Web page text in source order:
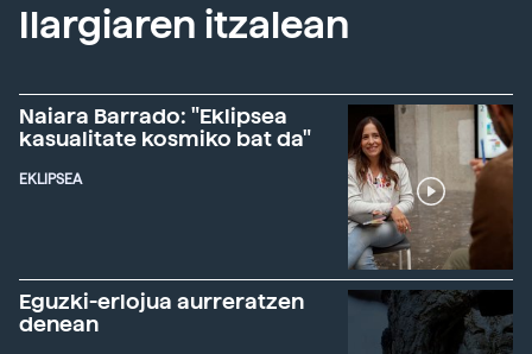
Ilargiaren itzalean
Naiara Barrado: "Eklipsea
kasualitate kosmiko bat da"
EKLIPSEA
Eguzki-erlojua aurreratzen
denean